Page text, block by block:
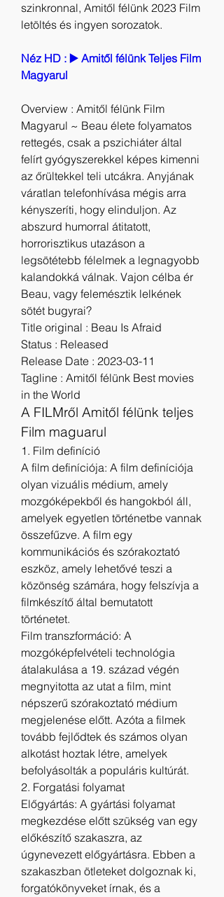
szinkronnal, Amitől félünk 2023 Film
letöltés és ingyen sorozatok.
Néz HD : ▶️ Amitől félünk Teljes Film
Magyarul
Overview : Amitől félünk Film
Magyarul ~ Beau élete folyamatos
rettegés, csak a pszichiáter által
felírt gyógyszerekkel képes kimenni
az őrültekkel teli utcákra. Anyjának
váratlan telefonhívása mégis arra
kényszeríti, hogy elinduljon. Az
abszurd humorral átitatott,
horrorisztikus utazáson a
legsötétebb félelmek a legnagyobb
kalandokká válnak. Vajon célba ér
Beau, vagy felemésztik lelkének
sötét bugyrai?
Title original : Beau Is Afraid
Status : Released
Release Date : 2023-03-11
Tagline : Amitől félünk Best movies
in the World
A FILMről Amitől félünk teljes
Film maguarul
1. Film definíció
A film definíciója: A film definíciója
olyan vizuális médium, amely
mozgóképekből és hangokból áll,
amelyek egyetlen történetbe vannak
összefűzve. A film egy
kommunikációs és szórakoztató
eszköz, amely lehetővé teszi a
közönség számára, hogy felszívja a
filmkészítő által bemutatott
történetet.
Film transzformáció: A
mozgóképfelvételi technológia
átalakulása a 19. század végén
megnyitotta az utat a film, mint
népszerű szórakoztató médium
megjelenése előtt. Azóta a filmek
tovább fejlődtek és számos olyan
alkotást hoztak létre, amelyek
befolyásolták a populáris kultúrát.
2. Forgatási folyamat
Előgyártás: A gyártási folyamat
megkezdése előtt szükség van egy
előkészítő szakaszra, az
úgynevezett előgyártásra. Ebben a
szakaszban ötleteket dolgoznak ki,
forgatókönyveket írnak, és a